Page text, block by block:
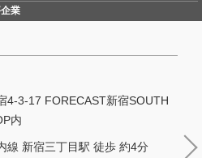
業
4-3-17 FORECAST新宿SOUTH
内
線 新宿三丁目駅 徒歩 約4分